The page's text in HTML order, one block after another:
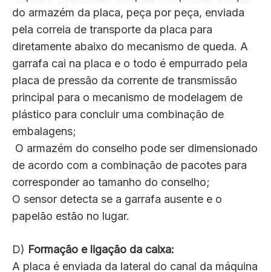
do armazém da placa, peça por peça, enviada
pela correia de transporte da placa para
diretamente abaixo do mecanismo de queda. A
garrafa cai na placa e o todo é empurrado pela
placa de pressão da corrente de transmissão
principal para o mecanismo de modelagem de
plástico para concluir uma combinação de
embalagens;
O armazém do conselho pode ser dimensionado
de acordo com a combinação de pacotes para
corresponder ao tamanho do conselho;
O sensor detecta se a garrafa ausente e o
papelão estão no lugar.
D) Formação e ligação da caixa:
A placa é enviada da lateral do canal da máquina